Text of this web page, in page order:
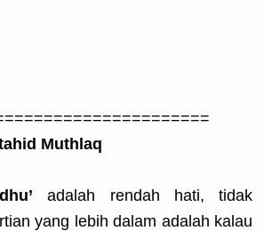
==============
Muthlaq
adalah rendah hati, tidak
yang lebih dalam adalah kalau